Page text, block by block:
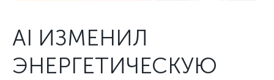
AI ИЗМЕНИЛ
ЭНЕРГЕТИЧЕСКУЮ